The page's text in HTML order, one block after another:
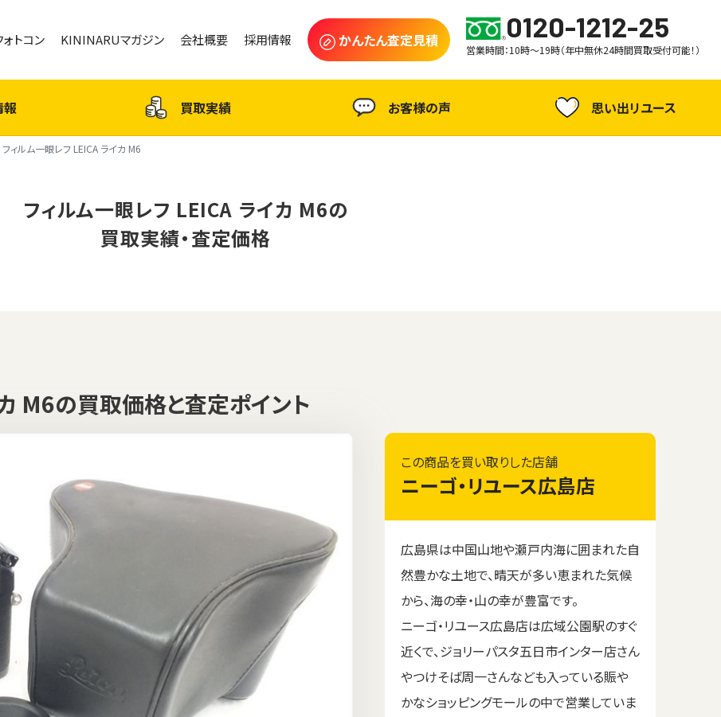
ォトコン KININARUマガジン 会社概要 採用情報 かんたん査定見積 0120-1212-25
営業時間：10時～19時（年中無休24時間買取受付可能！）
報 買取実績 お客様の声 思い出リユース
フィルム一眼レフ LEICA ライカ M6
フィルム一眼レフ LEICA ライカ M6の
買取実績・査定価格
M6の買取価格と査定ポイント
この商品を買い取りした店舗
ニーゴ・リユース広島店
広島県は中国山地や瀬戸内海に囲まれた自
然豊かな土地で、晴天が多い恵まれた気候
から、海の幸・山の幸が豊富です。
ニーゴ・リユース広島店は広域公園駅のすぐ
近くで、ジョリーパスタ五日市インター店さん
やつけそば周一さんなども入っている賑や
かなショッピングモールの中で営業していま